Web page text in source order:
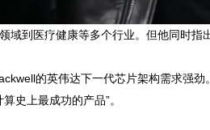
域到医疗健康等多个行业。但他同时
的英伟达下一代芯片架构需求强
史上最成功的产品”。